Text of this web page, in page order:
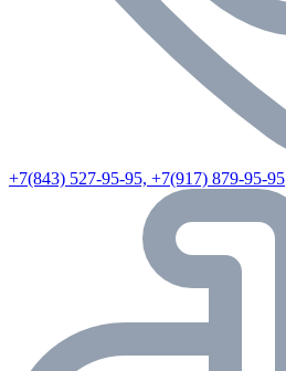
+7(843) 527-95-95, +7(917) 879-95-95